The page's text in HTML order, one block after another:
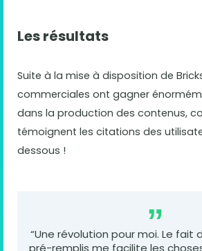
Les résultats
Suite à la mise à disposition de
commerciales ont gagner
dans la production des contenus,
témoignent les citations des
dessous !
“Une révolution pour moi. Le fait
pré-remplis me facilite les